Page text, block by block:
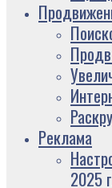
Реклама
2025